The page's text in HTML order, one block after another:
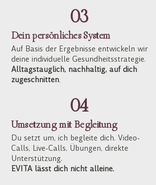
03
Dein persönliches System
Auf Basis der Ergebnisse entwickeln wir
deine individuelle Gesundheitsstrategie.
Alltagstauglich, nachhaltig, auf dich
zugeschnitten.
04
Umsetzung mit Begleitung
Du setzt um, ich begleite dich. Video-
Calls, Live-Calls, Übungen, direkte
Unterstützung.
EVITA lässt dich nicht alleine.